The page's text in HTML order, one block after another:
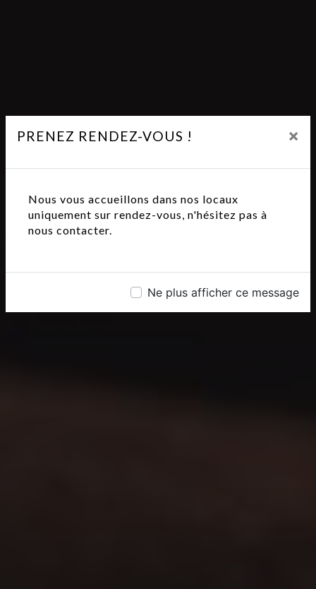
PRENEZ RENDEZ-VOUS ! ×
Nous vous accueillons dans nos locaux
uniquement sur rendez-vous, n'hésitez pas à
nous contacter.
Ne plus afficher ce message